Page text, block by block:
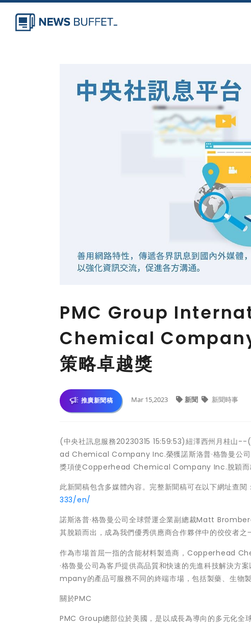
PMC Group
Chemical Company
策略卓越獎
推廣新聞稿 Mar 15,2023 新聞 新聞時事
(中央社訊息服務20230315 15:59:53)紐澤西州月桂
ad Chemical Company Inc.榮獲諾斯洛普·格魯曼公
獎項使Copperhead Chemical Company Inc.脫穎而出
此新聞稿包含多媒體內容。完整新聞稿可在以下網址查閱
333/en/
諾斯洛普·格魯曼公司全球營運企業副總裁Matt
其脫穎而出，成為我們優秀供應商合作夥伴中的佼佼者之
作為市場首屈一指的含能材料製造商，Copperhead
·格魯曼公司為客戶提供高品質和快速的先進科技解決
mpany的產品可服務不同的終端市場，包括製藥、生物製
關於PMC
PMC Group總部位於美國，是以成長為導向的多元化全